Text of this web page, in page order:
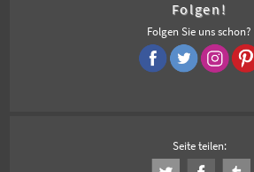
Folgen!
Folgen Sie uns schon?
Seite teilen: